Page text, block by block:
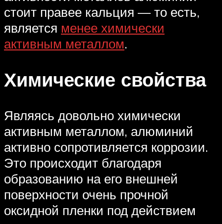
стоит правее кальция — то есть,
является менее химически
активным металлом.
Химические свойства
Являясь довольно химически
активным металлом, алюминий
активно сопротивляется коррозии.
Это происходит благодаря
образованию на его внешней
поверхности очень прочной
оксидной пленки под действием